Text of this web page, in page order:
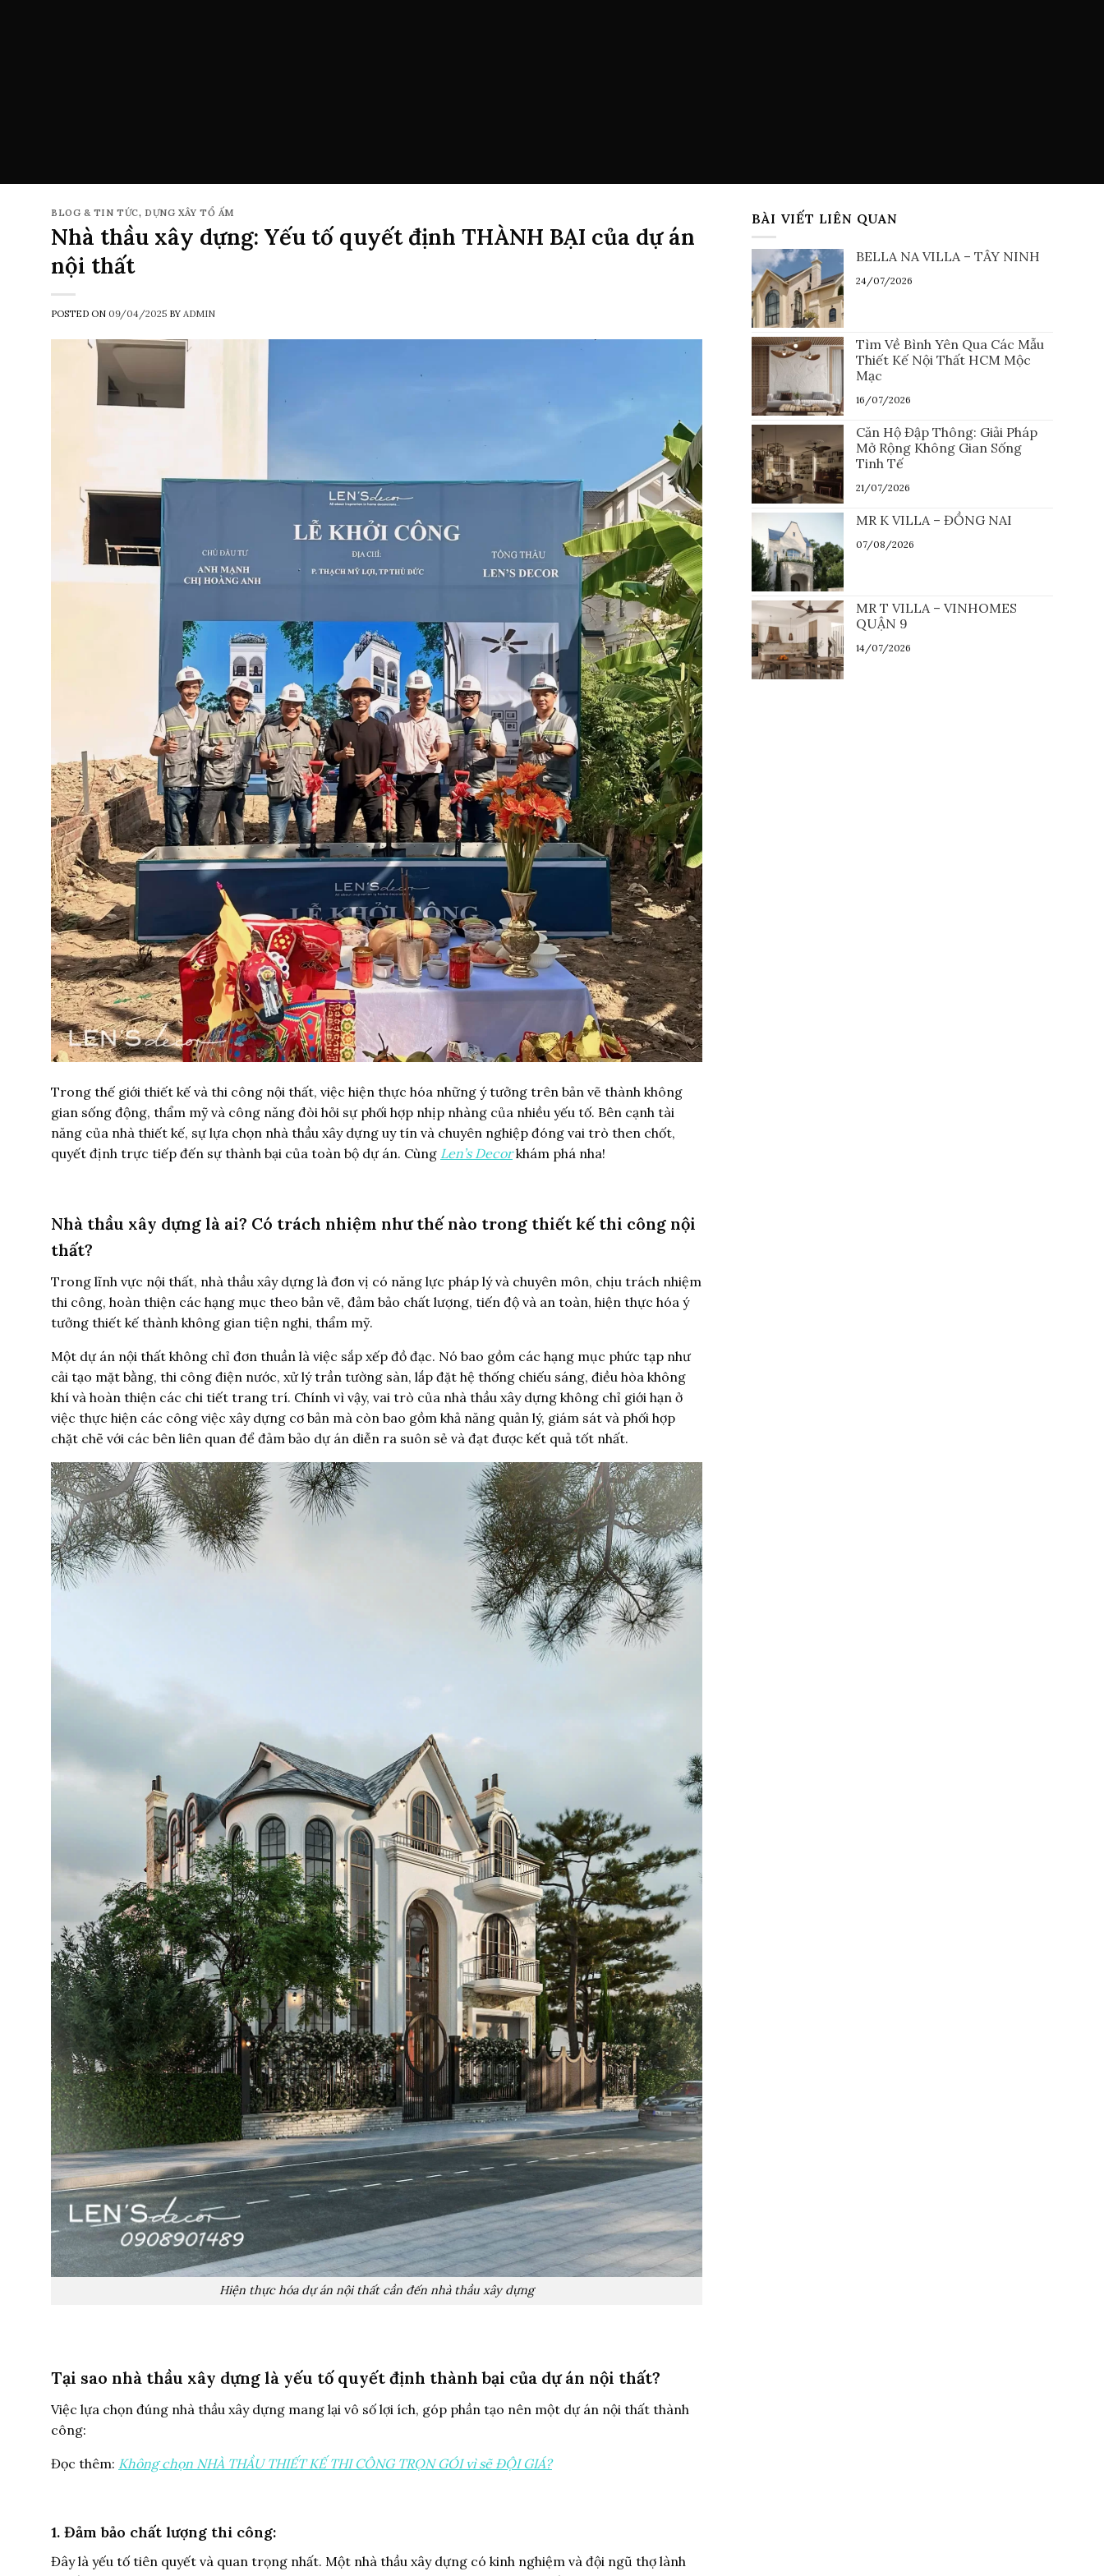
BLOG & TIN TỨC, DỰNG XÂY TỔ ẤM
Nhà thầu xây dựng: Yếu tố quyết định THÀNH BẠI của dự án
nội thất
POSTED ON 09/04/2025 BY ADMIN
Trong thế giới thiết kế và thi công nội thất, việc hiện thực hóa những ý tưởng trên bản vẽ thành không
gian sống động, thẩm mỹ và công năng đòi hỏi sự phối hợp nhịp nhàng của nhiều yếu tố. Bên cạnh tài
năng của nhà thiết kế, sự lựa chọn nhà thầu xây dựng uy tín và chuyên nghiệp đóng vai trò then chốt,
quyết định trực tiếp đến sự thành bại của toàn bộ dự án. Cùng Len’s Decorkhám phá nha!
Nhà thầu xây dựng là ai? Có trách nhiệm như thế nào trong thiết kế thi công nội
thất?
Trong lĩnh vực nội thất, nhà thầu xây dựng là đơn vị có năng lực pháp lý và chuyên môn, chịu trách nhiệm
thi công, hoàn thiện các hạng mục theo bản vẽ, đảm bảo chất lượng, tiến độ và an toàn, hiện thực hóa ý
tưởng thiết kế thành không gian tiện nghi, thẩm mỹ.
Một dự án nội thất không chỉ đơn thuần là việc sắp xếp đồ đạc. Nó bao gồm các hạng mục phức tạp như
cải tạo mặt bằng, thi công điện nước, xử lý trần tường sàn, lắp đặt hệ thống chiếu sáng, điều hòa không
khí và hoàn thiện các chi tiết trang trí. Chính vì vậy, vai trò của nhà thầu xây dựng không chỉ giới hạn ở
việc thực hiện các công việc xây dựng cơ bản mà còn bao gồm khả năng quản lý, giám sát và phối hợp
chặt chẽ với các bên liên quan để đảm bảo dự án diễn ra suôn sẻ và đạt được kết quả tốt nhất.
Hiện thực hóa dự án nội thất cần đến nhà thầu xây dựng
Tại sao nhà thầu xây dựng là yếu tố quyết định thành bại của dự án nội thất?
Việc lựa chọn đúng nhà thầu xây dựng mang lại vô số lợi ích, góp phần tạo nên một dự án nội thất thành
công:
Đọc thêm: Không chọn NHÀ THẦU THIẾT KẾ THI CÔNG TRỌN GÓI vì sẽ ĐỘI GIÁ?
1. Đảm bảo chất lượng thi công:
Đây là yếu tố tiên quyết và quan trọng nhất. Một nhà thầu xây dựng có kinh nghiệm và đội ngũ thợ lành
BÀI VIẾT LIÊN QUAN
BELLA NA VILLA – TÂY NINH
24/07/2026
Tìm Về Bình Yên Qua Các Mẫu
Thiết Kế Nội Thất HCM Mộc
Mạc
16/07/2026
Căn Hộ Đập Thông: Giải Pháp
Mở Rộng Không Gian Sống
Tinh Tế
21/07/2026
MR K VILLA – ĐỒNG NAI
07/08/2026
MR T VILLA – VINHOMES
QUẬN 9
14/07/2026